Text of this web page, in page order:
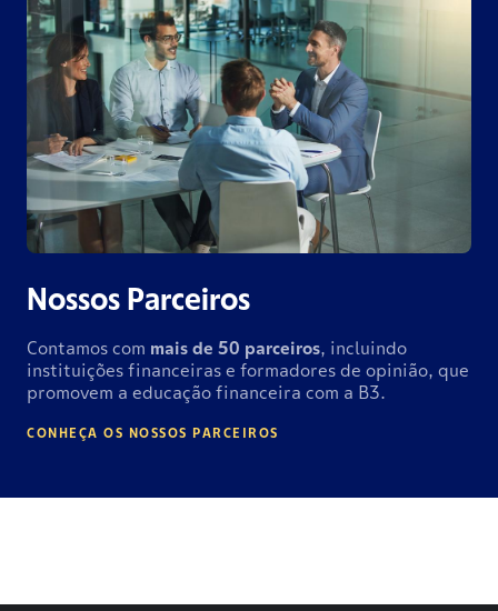
Nossos Parceiros
Contamos com mais de 50 parceiros, incluindo
instituições financeiras e formadores de opinião, que
promovem a educação financeira com a B3.
CONHEÇA OS NOSSOS PARCEIROS